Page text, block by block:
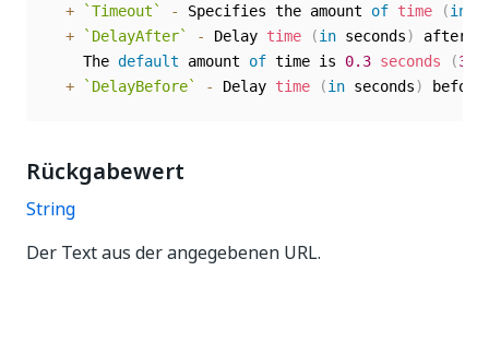
+
`Timeout ` - Specifies the amount of time (in
+
` DelayAfter` - Delay time (in seconds)
after
    The
default amount of time is 0.3 seconds (300
+
` DelayBefore` - Delay time (in seconds)
Rückgabewert
String
Der Text aus der angegebenen URL.